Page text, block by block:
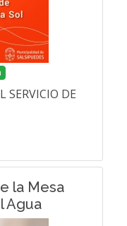
SERVICIO DE
la Mesa
Agua